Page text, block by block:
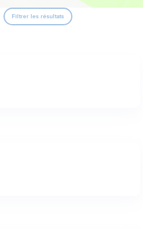
Filtrer les résultats